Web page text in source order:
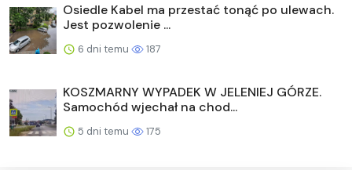
Osiedle Kabel ma przestać tonąć po ulewach.
Jest pozwolenie ...
6 dni temu 187
KOSZMARNY WYPADEK W JELENIEJ GÓRZE.
Samochód wjechał na chod...
5 dni temu 175